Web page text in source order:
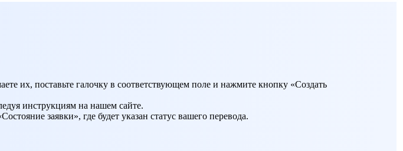
их, поставьте галочку в соответствующем поле и нажмите кнопку «Создать
инструкциям на нашем сайте.
заявки», где будет указан статус вашего перевода.